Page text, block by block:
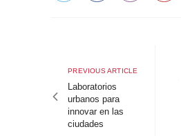
entradas
Previous
article
PREVIOUS ARTICLE
Laboratorios
urbanos para
innovar en las
ciudades